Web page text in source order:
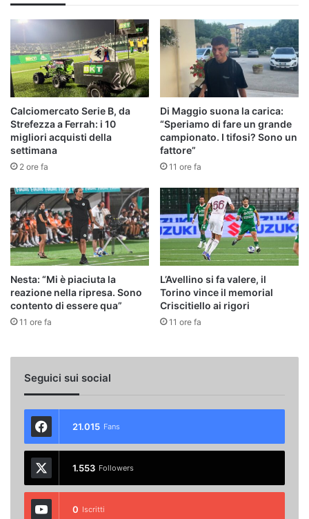
Calciomercato Serie B, da
Strefezza a Ferrah: i 10
migliori acquisti della
settimana
2 ore fa
Di Maggio suona la carica:
“Speriamo di fare un grande
campionato. I tifosi? Sono un
fattore”
11 ore fa
Nesta: “Mi è piaciuta la
reazione nella ripresa. Sono
contento di essere qua”
11 ore fa
L’Avellino si fa valere, il
Torino vince il memorial
Criscitiello ai rigori
11 ore fa
Seguici sui social
21.015 Fans
1.553 Followers
0 Iscritti